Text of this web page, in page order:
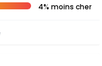
4% moins cher